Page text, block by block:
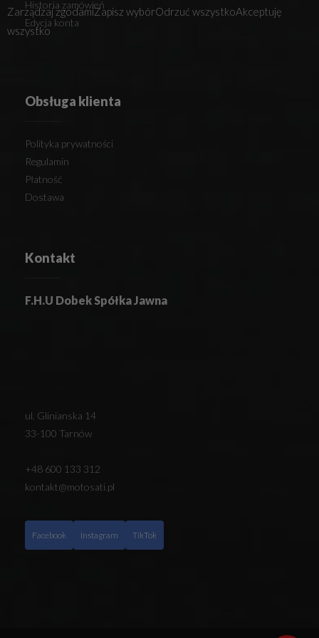
Historia zamówień
Edycja konta
Obsługa klienta
Polityka prywatności
Regulamin
Płatność
Dostawa
Kontakt
F.H.U Dobek Spółka Jawna
ul. Glinianska 14
33-100 Tarnów
+48 600 133 312
kontakt@motosati.pl
Facebook Instagram TikTok
Zarządzaj zgodamiZapisz wybórOdrzuć wszystkoAkceptuję
wszystko